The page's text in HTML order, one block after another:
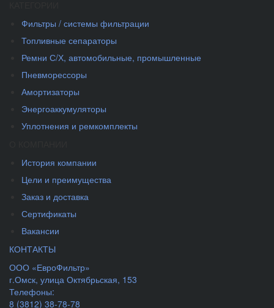
Фильтры / системы фильтрации
Топливные сепараторы
Ремни С/Х, автомобильные, промышленные
Пневморессоры
Амортизаторы
Энергоаккумуляторы
Уплотнения и ремкомплекты
История компании
Цели и преимущества
Заказ и доставка
Сертификаты
Вакансии
КОНТАКТЫ
ООО «ЕвроФильтр»
г.Омск, улица Октябрьская, 153
Телефоны:
8 (3812) 38-78-78